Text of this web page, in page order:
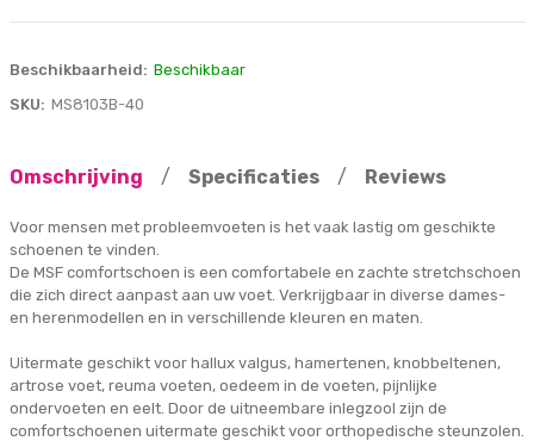
Beschikbaarheid: Beschikbaar
SKU: MS8103B-40
Omschrijving / Specificaties / Reviews
Voor mensen met probleemvoeten is het vaak lastig om geschikte
schoenen te vinden.
De MSF comfortschoen is een comfortabele en zachte stretchschoen
die zich direct aanpast aan uw voet. Verkrijgbaar in diverse dames-
en herenmodellen en in verschillende kleuren en maten.
Uitermate geschikt voor hallux valgus, hamertenen, knobbeltenen,
artrose voet, reuma voeten, oedeem in de voeten, pijnlijke
ondervoeten en eelt. Door de uitneembare inlegzool zijn de
comfortschoenen uitermate geschikt voor orthopedische steunzolen.